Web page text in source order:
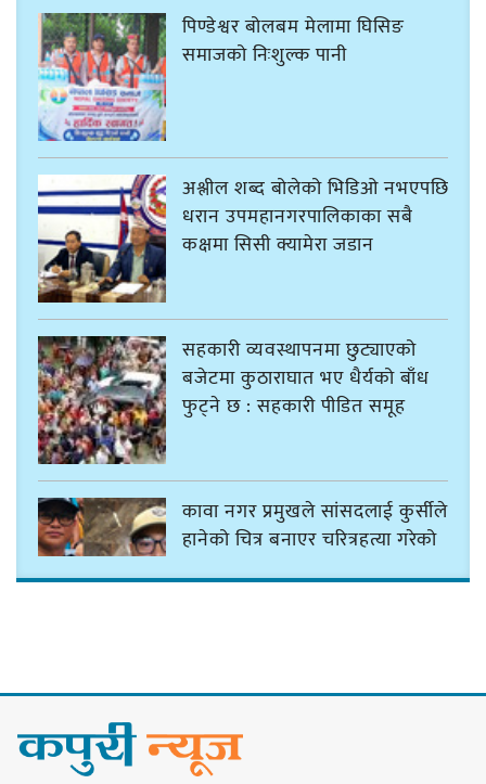
पिण्डेश्वर बोलबम मेलामा घिसिङ
समाजको निःशुल्क पानी
अश्लील शब्द बोलेको भिडिओ नभएपछि
धरान उपमहानगरपालिकाका सबै
कक्षमा सिसी क्यामेरा जडान
सहकारी व्यवस्थापनमा छुट्याएको
बजेटमा कुठाराघात भए धैर्यको बाँध
फुट्ने छ : सहकारी पीडित समूह
कावा नगर प्रमुखले सांसदलाई कुर्सीले
हानेको चित्र बनाएर चरित्रहत्या गरेको
प्रमाणले बोल्ने विज्ञहरूको निष्कर्षलाई
साझा रूपमा स्वीकार गरेर अघि बढौं :
बेघा